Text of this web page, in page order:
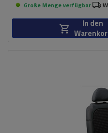
Große Menge verfügbar
In den